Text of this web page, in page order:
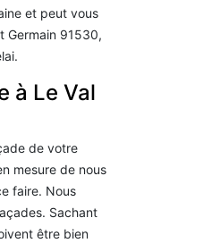
et peut vous
Germain 91530,
à Le Val
de votre
mesure de nous
faire. Nous
Sachant
être bien